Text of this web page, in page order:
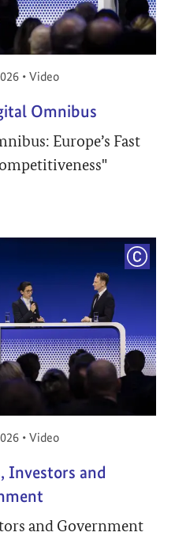
am:
• Video
Omnibus
Europe’s Fast
am:
• Video
Investors and
and Government